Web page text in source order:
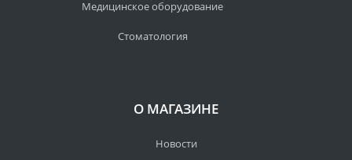
Медицинское оборудование
Стоматология
О МАГАЗИНЕ
Новости